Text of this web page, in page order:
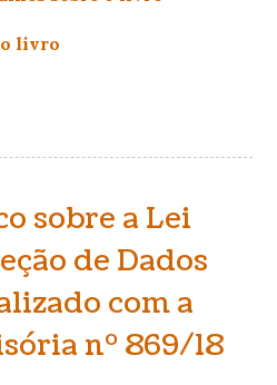
livro
sobre a Lei
de Dados
com a
nº 869/18